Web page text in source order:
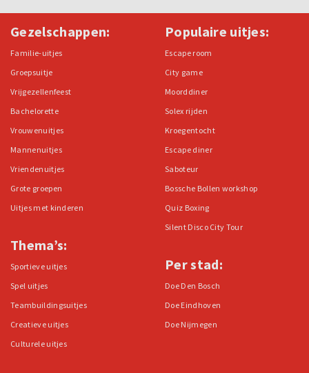
Gezelschappen:
Familie-uitjes
Groepsuitje
Vrijgezellenfeest
Bachelorette
Vrouwenuitjes
Mannenuitjes
Vriendenuitjes
Grote groepen
Uitjes met kinderen
Thema’s:
Sportieve uitjes
Spel uitjes
Teambuildingsuitjes
Creatieve uitjes
Culturele uitjes
Populaire uitjes:
Escape room
City game
Moorddiner
Solex rijden
Kroegentocht
Escape diner
Saboteur
Bossche Bollen workshop
Quiz Boxing
Silent Disco City Tour
Per stad:
Doe Den Bosch
Doe Eindhoven
Doe Nijmegen